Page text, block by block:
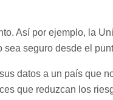
Así por ejemplo, la
seguro desde el
datos a un país que
que reduzcan los